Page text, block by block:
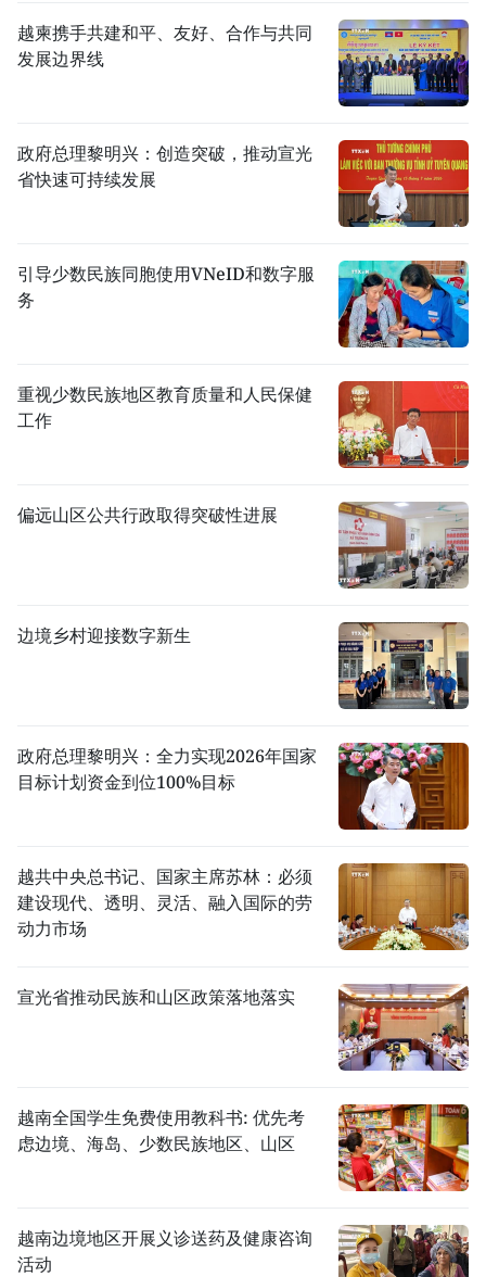
越柬携手共建和平、友好、合作与共同
发展边界线
政府总理黎明兴：创造突破，推动宣光
省快速可持续发展
引导少数民族同胞使用VNeID和数字服
务
重视少数民族地区教育质量和人民保健
工作
偏远山区公共行政取得突破性进展
边境乡村迎接数字新生
政府总理黎明兴：全力实现2026年国家
目标计划资金到位100%目标
越共中央总书记、国家主席苏林：必须
建设现代、透明、灵活、融入国际的劳
动力市场
宣光省推动民族和山区政策落地落实
越南全国学生免费使用教科书: 优先考
虑边境、海岛、少数民族地区、山区
越南边境地区开展义诊送药及健康咨询
活动